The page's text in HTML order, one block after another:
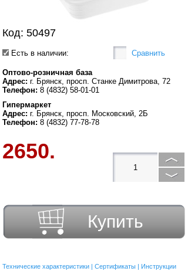
Код: 50497
Есть в наличии: Сравнить
Оптово-розничная база
Адрес: г. Брянск, просп. Станке Димитрова, 72
Телефон: 8 (4832) 58-01-01
Гипермаркет
Адрес: г. Брянск, просп. Московский, 2Б
Телефон: 8 (4832) 77-78-78
2650.
Купить
Технические характеристики | Сертификаты | Инструкции